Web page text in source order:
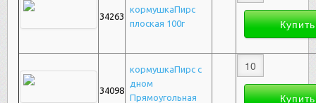
34263
кормушкаПирс
плоская 100г
34098
кормушкаПирс с
дном
Прямоугольная